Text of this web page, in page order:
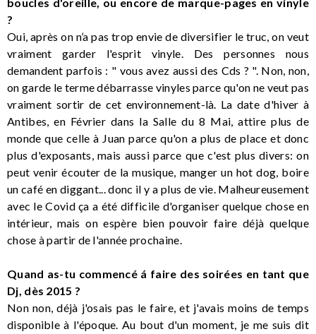
?
Oui, après on n’a pas trop envie de diversifier le truc, on veut
vraiment garder l'esprit vinyle. Des personnes nous
demandent parfois : " vous avez aussi des Cds ? ". Non, non,
on garde le terme débarrasse vinyles parce qu'on ne veut pas
vraiment sortir de cet environnement-là. La date d'hiver à
Antibes, en Février dans la Salle du 8 Mai, attire plus de
monde que celle à Juan parce qu'on a plus de place et donc
plus d'exposants, mais aussi parce que c'est plus divers: on
peut venir écouter de la musique, manger un hot dog, boire
un café en diggant... donc il y a plus de vie. Malheureusement
avec le Covid ça a été difficile d'organiser quelque chose en
intérieur, mais on espère bien pouvoir faire déjà quelque
chose à partir de l'année prochaine.
Quand as-tu commencé á faire des soirées en tant que
Dj, dès 2015 ?
Non non, déjà j'osais pas le faire, et j'avais moins de temps
disponible à l'époque. Au bout d'un moment, je me suis dit